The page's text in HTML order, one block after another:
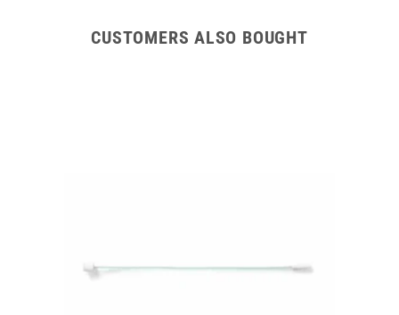
CUSTOMERS ALSO BOUGHT